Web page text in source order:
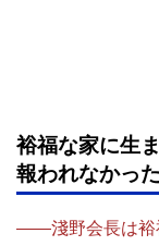
裕福な家に生
報われなかっ
――淺野会長は裕